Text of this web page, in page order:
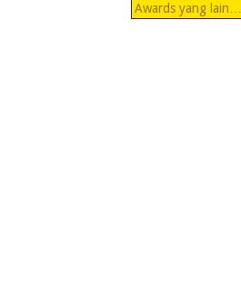
Awards yang lain…